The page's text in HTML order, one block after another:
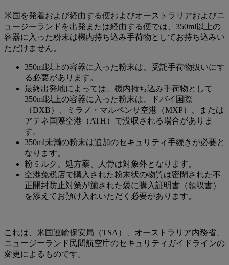
米国を発着および経由する便およびオーストラリアおよびニ
ュージーランドを出発または経由する便では、350ml以上の
容器に入った粉末は機内持ち込み手荷物としてお持ち込みい
ただけません。
350ml以上の容器に入った粉末は、受託手荷物扱いにす
る必要があります。
最終出発地によっては、機内持ち込み手荷物として
350ml以上の容器に入った粉末は、ドバイ国際
（DXB）、ミラノ・マルペンサ空港（MXP）、または
アテネ国際空港（ATH）で没収される場合がありま
す。
350ml未満の粉末は追加のセキュリティ手続きが必要と
なります。
粉ミルク、処方薬、人骨は対象外となります。
空港免税店で購入された粉末状の物質は密閉された不
正開封防止対策が施された袋に購入証明書（領収書）
を添えてお預け入れいただく必要があります。
これは、米国運輸保安局（TSA）、オーストラリア内務省、
ニュージーランド民間航空庁のセキュリティガイドラインの
変更によるものです。